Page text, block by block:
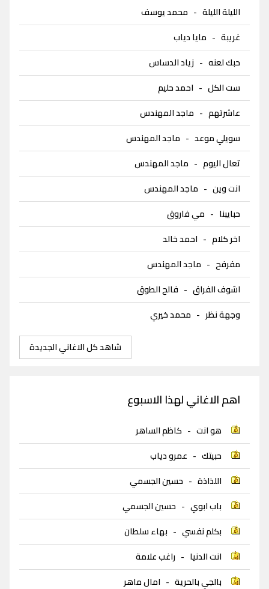
الليلة الليلة - محمد يوسف
غريبة - مايا دياب
حبك لعنه - زياد الدساس
ست الكل - احمد حليم
عاشرتهم - ماجد المهندس
سويلي موعد - ماجد المهندس
تعال اليوم - ماجد المهندس
انت وين - ماجد المهندس
حبايبنا - مي فاروق
اخر كلام - احمد خالد
مفرفح - ماجد المهندس
اشوف الفراق - فالح الطوق
وجهة نظر - محمد خيري
شاهد كل الاغاني الجديدة
اهم الاغاني لهذا الاسبوع
هو انت - كاظم الساهر
حبيتك - عمرو دياب
اللذاذة - حسين الجسمي
باب ابوي - حسين الجسمي
بكلم نفسي - بهاء سلطان
انت الدنيا - راغب علامة
بالجي بالحرية - امال ماهر